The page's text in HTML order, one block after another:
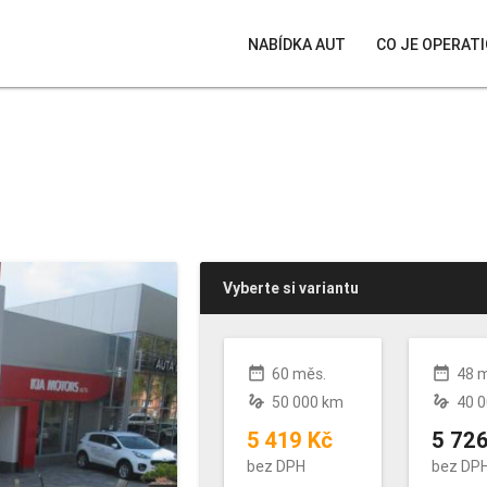
NABÍDKA AUT CO JE
Vyberte si variantu
date_range 60 měs.
gesture 50 000 km
5 419 Kč
bez DPH
date_range 48
gesture 40
5
bez